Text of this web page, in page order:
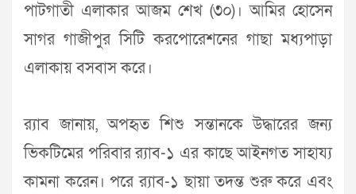
পাটগাতী এলাকার আজম শেখ (৩০)। আমির হোসেন
সাগর গাজীপুর সিটি করপোরেশনের গাছা মধ্যপাড়া
এলাকায় বসবাস করে।
র‌্যাব জানায়, অপহৃত শিশু সন্তানকে উদ্ধারের জন্য
ভিকটিমের পরিবার র‌্যাব-১ এর কাছে আইনগত সাহায্য
কামনা করেন। পরে র‌্যাব-১ ছায়া তদন্ত শুরু করে এবং